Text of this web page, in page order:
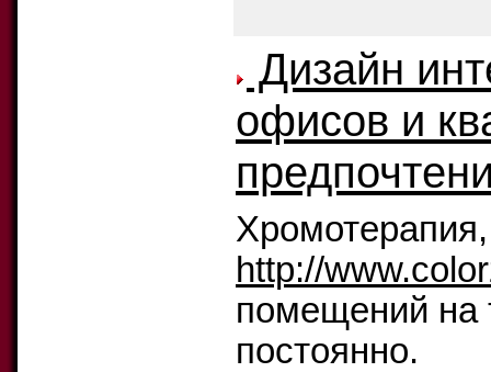
Дизайн
офисов и
http://
помещений на
постоянно.